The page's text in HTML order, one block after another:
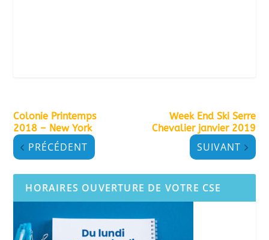
Colonie Printemps
2018 – New York
PRÉCÉDENT
Week End Ski Serre
Chevalier janvier 2019
SUIVANT
HORAIRES OUVERTURE DE VOTRE CSE